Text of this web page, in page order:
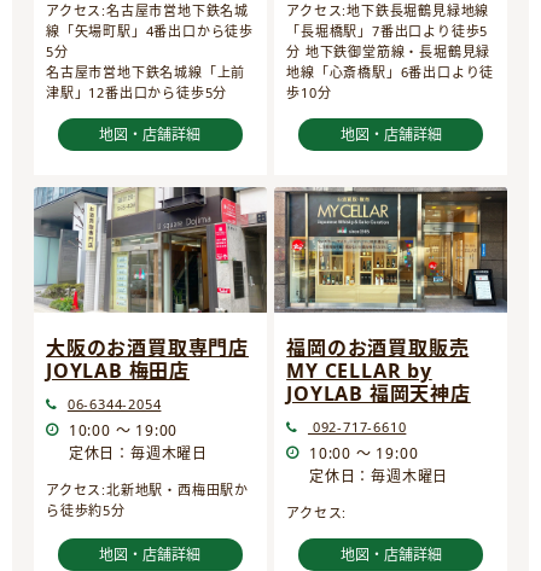
アクセス:名古屋市営地下鉄名城
線「矢場町駅」4番出口から徒歩
5分
名古屋市営地下鉄名城線「上前
津駅」12番出口から徒歩5分
地図・店舗詳細
アクセス:地下鉄長堀鶴見緑地線
「長堀橋駅」7番出口より徒歩5
分 地下鉄御堂筋線・長堀鶴見緑
地線「心斎橋駅」6番出口より徒
歩10分
地図・店舗詳細
大阪のお酒買取専門店
JOYLAB 梅田店
06-6344-2054
10:00 ～ 19:00
定休日：毎週木曜日
アクセス:北新地駅・西梅田駅か
ら徒歩約5分
地図・店舗詳細
福岡のお酒買取販売
MY CELLAR by
JOYLAB 福岡天神店
092-717-6610
10:00 ～ 19:00
定休日：毎週木曜日
アクセス:
地図・店舗詳細